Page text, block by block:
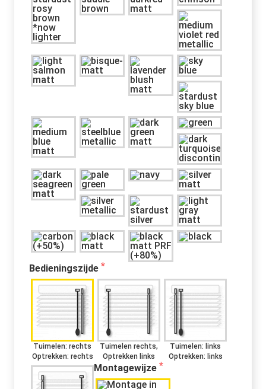
Bedieningszijde
Tuimelen: rechts
Optrekken: rechts
Tuimelen rechts,
Optrekken links
Tuimelen: links
Optrekken: links
Montagewijze